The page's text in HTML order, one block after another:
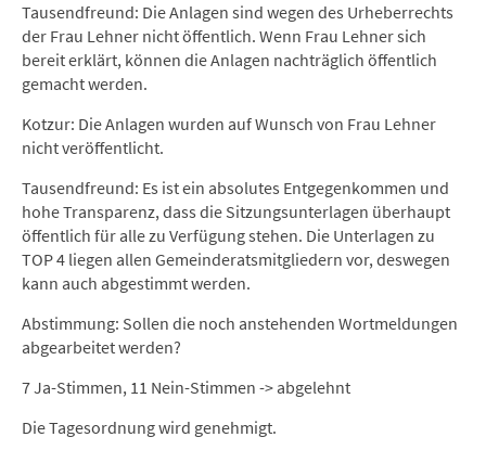
Tausendfreund: Die Anlagen sind wegen des Urheberrechts
der Frau Lehner nicht öffentlich. Wenn Frau Lehner sich
bereit erklärt, können die Anlagen nachträglich öffentlich
gemacht werden.
Kotzur: Die Anlagen wurden auf Wunsch von Frau Lehner
nicht veröffentlicht.
Tausendfreund: Es ist ein absolutes Entgegenkommen und
hohe Transparenz, dass die Sitzungsunterlagen überhaupt
öffentlich für alle zu Verfügung stehen. Die Unterlagen zu
TOP 4 liegen allen Gemeinderatsmitgliedern vor, deswegen
kann auch abgestimmt werden.
Abstimmung: Sollen die noch anstehenden Wortmeldungen
abgearbeitet werden?
7 Ja-Stimmen, 11 Nein-Stimmen -> abgelehnt
Die Tagesordnung wird genehmigt.